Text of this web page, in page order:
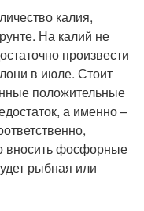
калия,
На калий не
произвести
в июле. Стоит
положительные
а именно –
вносить фосфорные
рыбная или